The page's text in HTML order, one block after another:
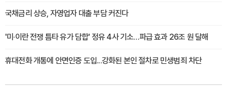
국채금리 상승, 자영업자 대출 부담 커진다
'미·이란 전쟁 틈타 유가 담합' 정유 4사 기소…파급 효과 26조 원 달해
휴대전화 개통에 안면인증 도입...강화된 본인 절차로 민생범죄 차단